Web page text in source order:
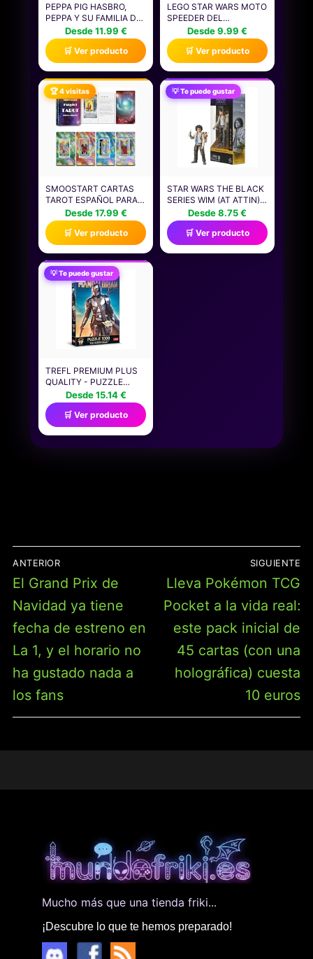
PEPPA PIG HASBRO,
PEPPA Y SU FAMILIA DE
CINCO, MUÑECOS PARA
NIÑAS Y NIÑOS
PEQUEÑOS, 5 FIGURAS
DE PERSONAJES DE LA
SERIE, ACCESORIOS
PARA CASA DE
MUÑECAS, COLOR
ROSA, REGALO DE
JUEGOS
Desde 11.99 €
🛒 Ver producto
LEGO STAR WARS MOTO
SPEEDER DEL
MANDALORIANO Y
GROGU - MOTO DE
JUGUETE CON
MINIFIGURA DE DIN
DJARIN CON BLÁSTER -
REGALO PARA NIÑOS DE
6+ AÑOS Y FANS -
Desde 9.99 €
🛒 Ver producto
🏆 4 visitas
SMOOSTART CARTAS
TAROT ESPAÑOL PARA
PRINCIPIANTES CON
EXPLICACIÓN,
HOLOGRÁFICO TAROT
CON GUÍA PARA
PRINCIPIANTES,
PALABRAS CLAVE,
ELEMENTO, PLANETA,
ZODIACO, CHAKRA,
NUMEROLOGÍA, SÍ O NO
Desde 17.99 €
🛒 Ver producto
💡 Te puede gustar
STAR WARS THE BLACK
SERIES WIM (AT ATTIN),
STAR WARS: SKELETON
CREW FIGURA DE 15 CM
Desde 8.75 €
🛒 Ver producto
💡 Te puede gustar
TREFL PREMIUM PLUS
QUALITY - PUZZLE
STAR WARS THE
MANDALORIAN - 1000
PIEZAS, SERIE DE
ROMPECABEZAS CON
LOS PERSONAJES
FAVORITOS, AJUSTE
Desde 15.14 €
🛒 Ver producto
DE
ENTRADAS
ANTERIOR
Entrada
anterior:
El Grand Prix de
Navidad ya tiene
fecha de estreno en
La 1, y el horario no
ha gustado nada a
los fans
SIGUIENTE
Entrada
siguiente:
Lleva Pokémon TCG
Pocket a la vida real:
este pack inicial de
45 cartas (con una
holográfica) cuesta
10 euros
Mucho más que una tienda friki...
¡Descubre lo que te hemos preparado!